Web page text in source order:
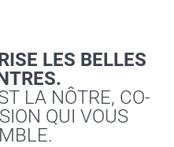
LES BELLES
LA NÔTRE, CO-
QUI VOUS